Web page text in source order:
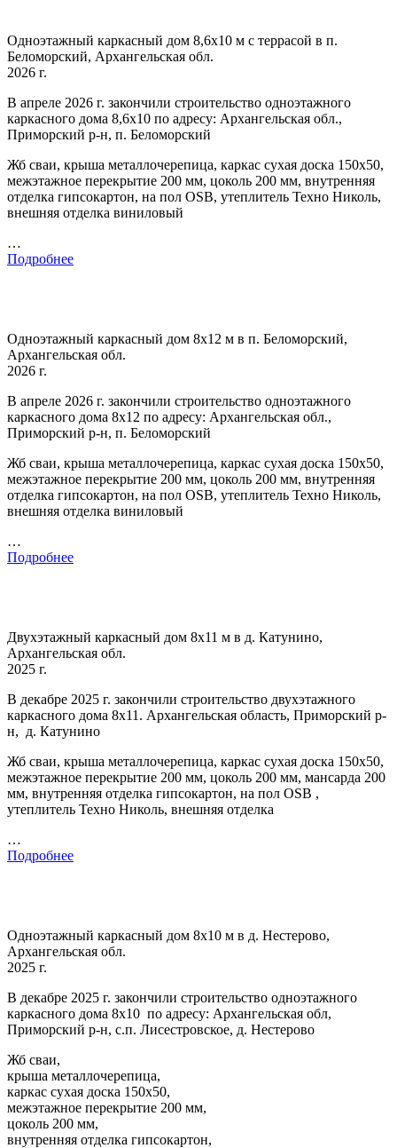
Одноэтажный каркасный дом 8,6х10 м с террасой в п.
Беломорский, Архангельская обл.
2026 г.
В апреле 2026 г. закончили строительство одноэтажного
каркасного дома 8,6х10 по адресу: Архангельская обл.,
Приморский р-н, п. Беломорский
Жб сваи, крыша металлочерепица, каркас сухая доска 150х50,
межэтажное перекрытие 200 мм, цоколь 200 мм, внутренняя
отделка гипсокартон, на пол OSB, утеплитель Техно Николь,
внешняя отделка виниловый
…
Подробнее
Одноэтажный каркасный дом 8х12 м в п. Беломорский,
Архангельская обл.
2026 г.
В апреле 2026 г. закончили строительство одноэтажного
каркасного дома 8х12 по адресу: Архангельская обл.,
Приморский р-н, п. Беломорский
Жб сваи, крыша металлочерепица, каркас сухая доска 150х50,
межэтажное перекрытие 200 мм, цоколь 200 мм, внутренняя
отделка гипсокартон, на пол OSB, утеплитель Техно Николь,
внешняя отделка виниловый
…
Подробнее
Двухэтажный каркасный дом 8х11 м в д. Катунино,
Архангельская обл.
2025 г.
В декабре 2025 г. закончили строительство двухэтажного
каркасного дома 8х11. Архангельская область, Приморский р-
н, д. Катунино
Жб сваи, крыша металлочерепица, каркас сухая доска 150х50,
межэтажное перекрытие 200 мм, цоколь 200 мм, мансарда 200
мм, внутренняя отделка гипсокартон, на пол OSB ,
утеплитель Техно Николь, внешняя отделка
…
Подробнее
Одноэтажный каркасный дом 8х10 м в д. Нестерово,
Архангельская обл.
2025 г.
В декабре 2025 г. закончили строительство одноэтажного
каркасного дома 8х10 по адресу: Архангельская обл,
Приморский р-н, с.п. Лисестровское, д. Нестерово
Жб сваи,
крыша металлочерепица,
каркас сухая доска 150х50,
межэтажное перекрытие 200 мм,
цоколь 200 мм,
внутренняя отделка гипсокартон,